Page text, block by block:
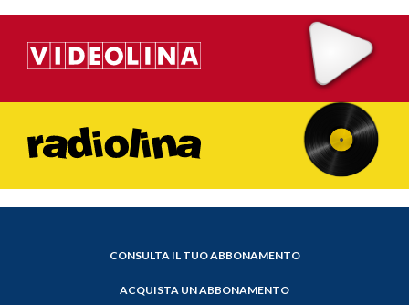
CONSULTA IL TUO ABBONAMENTO
ACQUISTA UN ABBONAMENTO